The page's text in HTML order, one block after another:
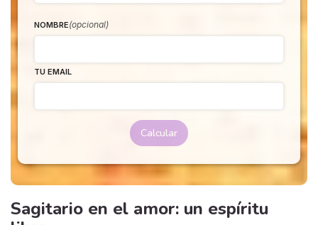
NOMBRE(opcional)
TU EMAIL
Calcular
Sagitario en el amor: un espíritu